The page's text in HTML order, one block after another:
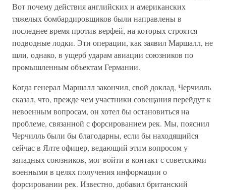
Вот почему действия английских и американских
тяжелых бомбардировщиков были направлены в
последнее время против верфей, на которых строятся
подводные лодки. Эти операции, как заявил Маршалл, не
шли, однако, в ущерб ударам авиации союзников по
промышленным объектам Германии.
Когда генерал Маршалл закончил, свой доклад, Черчилль
сказал, что, прежде чем участники совещания перейдут к
невоенным вопросам, он хотел бы остановиться на
проблеме, связанной с форсированием рек. Мы, пояснил
Черчилль были бы благодарны, если бы находящийся
сейчас в Ялте офицер, ведающий этим вопросом у
западных союзников, мог войти в контакт с советскими
военными в целях получения информации о
форсировании рек. Известно, добавил британский